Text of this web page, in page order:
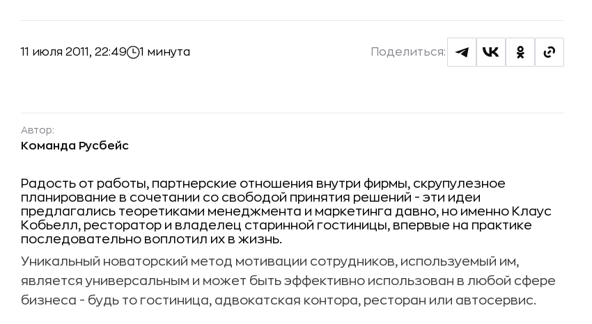
11 июля 2011, 22:49 1 минута Поделиться:
Автор:
Команда Русбейс
Радость от работы, партнерские отношения внутри фирмы, скрупулезное
планирование в сочетании со свободой принятия решений - эти идеи
предлагались теоретиками менеджмента и маркетинга давно, но именно Клаус
Кобьелл, ресторатор и владелец старинной гостиницы, впервые на практике
последовательно воплотил их в жизнь.
Уникальный новаторский метод мотивации сотрудников, используемый им,
является универсальным и может быть эффективно использован в любой сфере
бизнеса - будь то гостиница, адвокатская контора, ресторан или автосервис.